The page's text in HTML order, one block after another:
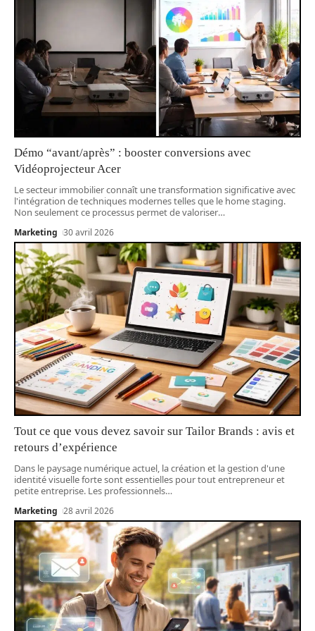
Démo “avant/après” : booster conversions avec
Vidéoprojecteur Acer
Le secteur immobilier connaît une transformation significative avec
l'intégration de techniques modernes telles que le home staging.
Non seulement ce processus permet de valoriser…
Marketing 30 avril 2026
Tout ce que vous devez savoir sur Tailor Brands : avis et
retours d’expérience
Dans le paysage numérique actuel, la création et la gestion d'une
identité visuelle forte sont essentielles pour tout entrepreneur et
petite entreprise. Les professionnels…
Marketing 28 avril 2026